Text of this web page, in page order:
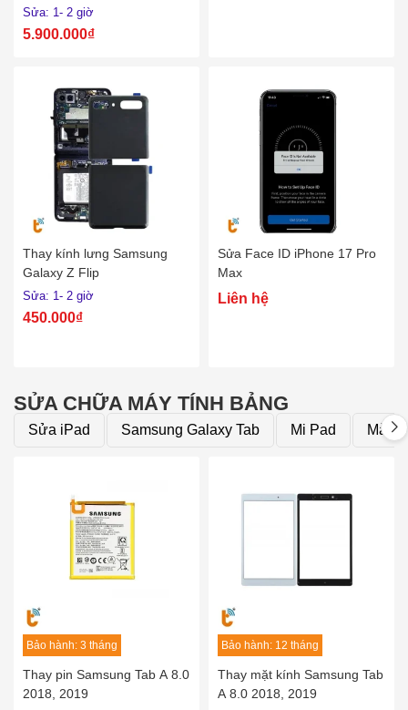
Privacy Display không?
Sửa: 1- 2 giờ
5.900.000₫
Thay kính lưng Samsung
Galaxy Z Flip
Sửa: 1- 2 giờ
450.000₫
Sửa Face ID iPhone 17 Pro
Max
Liên hệ
SỬA CHỮA MÁY TÍNH BẢNG
Sửa iPad Samsung Galaxy Tab Mi Pad Màn
Bảo hành: 3 tháng
Thay pin Samsung Tab A 8.0
2018, 2019
Bảo hành: 12 tháng
Thay mặt kính Samsung Tab
A 8.0 2018, 2019